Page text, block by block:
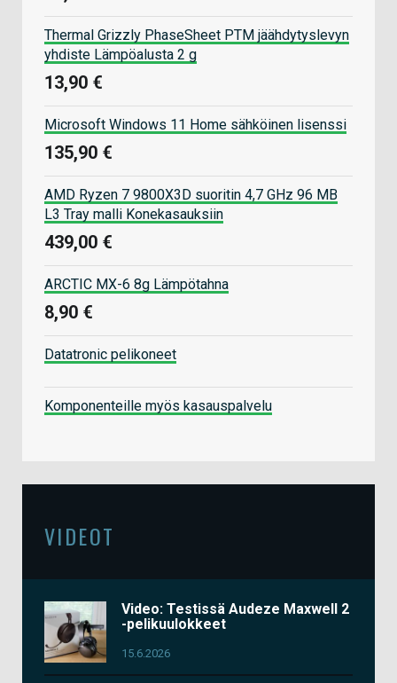
Thermal Grizzly PhaseSheet PTM jäähdytyslevyn
yhdiste Lämpöalusta 2 g
13,90 €
Microsoft Windows 11 Home sähköinen lisenssi
135,90 €
AMD Ryzen 7 9800X3D suoritin 4,7 GHz 96 MB
L3 Tray malli Konekasauksiin
439,00 €
ARCTIC MX-6 8g Lämpötahna
8,90 €
Datatronic pelikoneet
Komponenteille myös kasauspalvelu
VIDEOT
Video: Testissä Audeze Maxwell 2
-pelikuulokkeet
15.6.2026